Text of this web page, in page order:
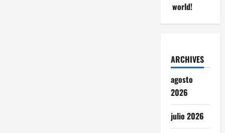
world!
ARCHIVES
agosto
2026
julio 2026